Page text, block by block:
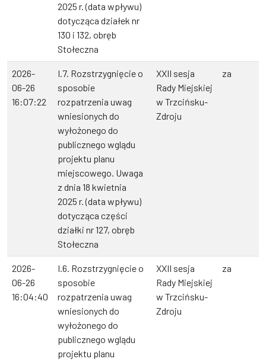
2025 r. (data wpływu)
dotycząca działek nr
130 i 132, obręb
Stołeczna
2026-
06-26
16:07:22
I.7. Rozstrzygnięcie o
sposobie
rozpatrzenia uwag
wniesionych do
wyłożonego do
publicznego wglądu
projektu planu
miejscowego. Uwaga
z dnia 18 kwietnia
2025 r. (data wpływu)
dotycząca części
działki nr 127, obręb
Stołeczna
XXII sesja
Rady Miejskiej
w Trzcińsku-
Zdroju
za
2026-
06-26
16:04:40
I.6. Rozstrzygnięcie o
sposobie
rozpatrzenia uwag
wniesionych do
wyłożonego do
publicznego wglądu
projektu planu
XXII sesja
Rady Miejskiej
w Trzcińsku-
Zdroju
za